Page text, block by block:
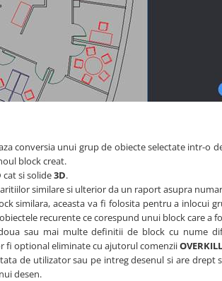
conversia unui grup de obiecte selectate intr-o
block creat.
cat si solide3D.
similare si ulterior da un raport asupra
similara, aceasta va fi folosita pentru a inlocui
recurente ce corespund unui block care a
sau mai multe definitii de block cu nume
fi optional eliminate cu ajutorul comenziiOVERKILL
de utilizator sau pe intreg desenul si are drept
desen.